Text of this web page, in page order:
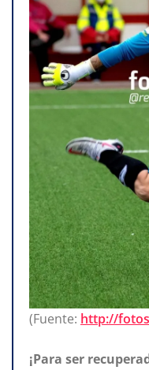
(Fuente: http://
¡Para ser